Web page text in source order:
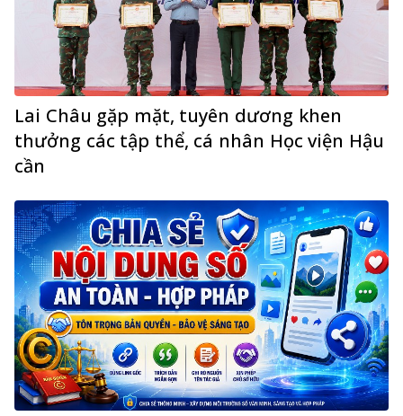
Lai Châu gặp mặt, tuyên dương khen
thưởng các tập thể, cá nhân Học viện Hậu
cần